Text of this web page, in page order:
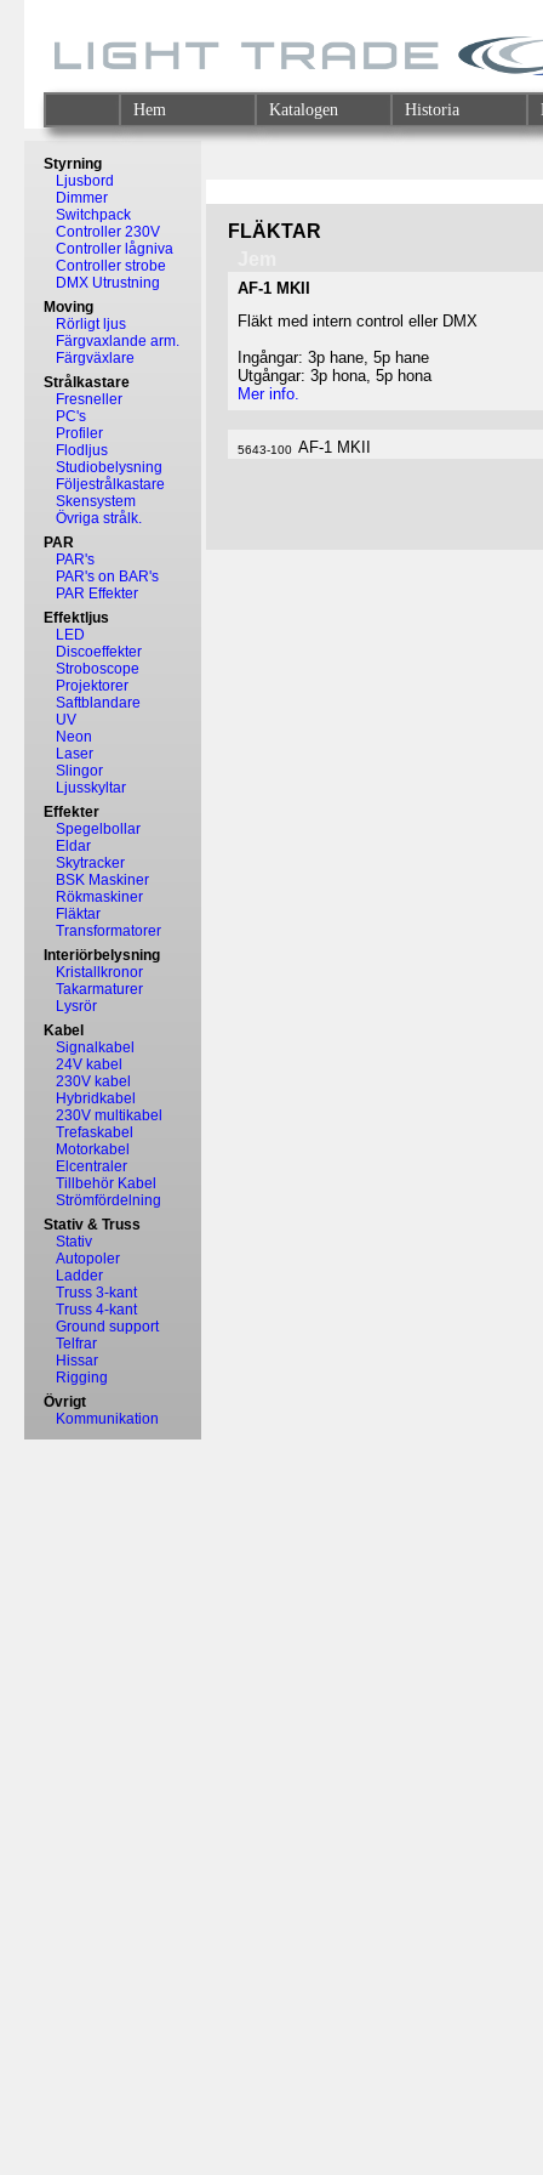
Styrning
Ljusbord
Dimmer
Switchpack
Controller 230V
Controller lågniva
Controller strobe
DMX Utrustning
Moving
Rörligt ljus
Färgvaxlande arm.
Färgväxlare
Strålkastare
Fresneller
PC's
Profiler
Flodljus
Studiobelysning
Följestrålkastare
Skensystem
Övriga strålk.
PAR
PAR's
PAR's on BAR's
PAR Effekter
Effektljus
LED
Discoeffekter
Stroboscope
Projektorer
Saftblandare
UV
Neon
Laser
Slingor
Ljusskyltar
Effekter
Spegelbollar
Eldar
Skytracker
BSK Maskiner
Rökmaskiner
Fläktar
Transformatorer
Interiörbelysning
Kristallkronor
Takarmaturer
Lysrör
Kabel
Signalkabel
24V kabel
230V kabel
Hybridkabel
230V multikabel
Trefaskabel
Motorkabel
Elcentraler
Tillbehör Kabel
Strömfördelning
Stativ & Truss
Stativ
Autopoler
Ladder
Truss 3-kant
Truss 4-kant
Ground support
Telfrar
Hissar
Rigging
Övrigt
Kommunikation
FLÄKTAR
AF-1 MKII
Fläkt med intern control eller DMX
Ingångar: 3p hane, 5p hane
Utgångar: 3p hona, 5p hona
Mer info.
5643-100 AF-1 MKII
Hem Katalogen Historia